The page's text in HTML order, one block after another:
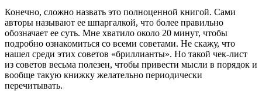
Конечно, сложно назвать это полноценной книгой. Сами
авторы называют ее шпаргалкой, что более правильно
обозначает ее суть. Мне хватило около 20 минут, чтобы
подробно ознакомиться со всеми советами. Не скажу, что
нашел среди этих советов «бриллианты». Но такой чек-лист
из советов весьма полезен, чтобы привести мысли в порядок и
вообще такую книжку желательно периодически
перечитывать.